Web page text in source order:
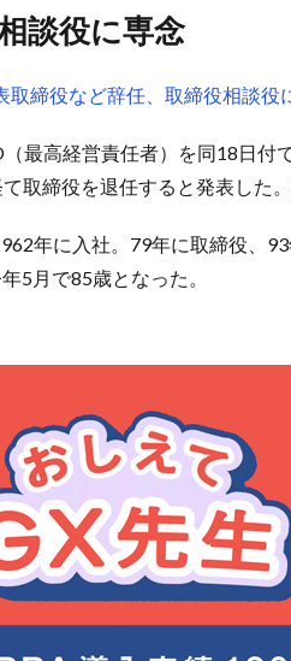
談役に専念
取締役など辞任、取締役相談役
最高経営責任者）を同18日付
取締役を退任すると発表した
年に入社。79年に取締役、93
5月で85歳となった。